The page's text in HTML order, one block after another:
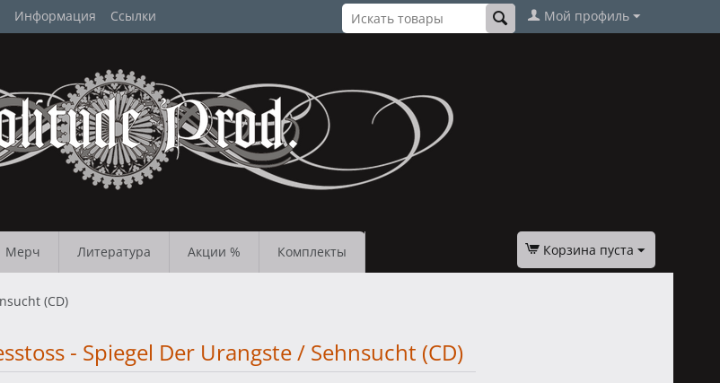
Информация Ссылки Мой профиль
Мерч Литература Акции % Комплекты Корзина пуста
(CD)
- Spiegel Der Urangste / Sehnsucht (CD)